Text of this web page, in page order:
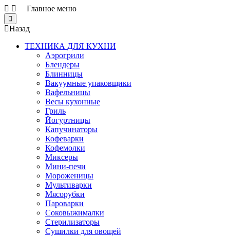
Главное меню
Close
Назад
ТЕХНИКА ДЛЯ КУХНИ
Аэрогрили
Блендеры
Блинницы
Вакуумные упаковщики
Вафельницы
Весы кухонные
Гриль
Йогуртницы
Капучинаторы
Кофеварки
Кофемолки
Миксеры
Мини-печи
Мороженицы
Мультиварки
Мясорубки
Пароварки
Соковыжималки
Стерилизаторы
Сушилки для овощей